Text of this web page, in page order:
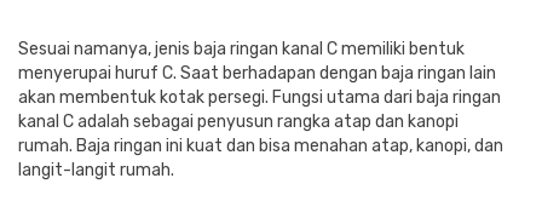
Sesuai namanya, jenis baja ringan kanal C memiliki bentuk
menyerupai huruf C. Saat berhadapan dengan baja ringan lain
akan membentuk kotak persegi. Fungsi utama dari baja ringan
kanal C adalah sebagai penyusun rangka atap dan kanopi
rumah. Baja ringan ini kuat dan bisa menahan atap, kanopi, dan
langit-langit rumah.